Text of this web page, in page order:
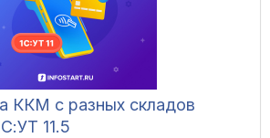
ККМ с разных складов
11.5